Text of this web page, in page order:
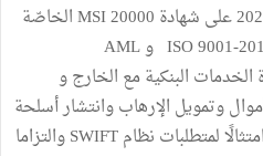
كما ذكّر بأنّ BH بنك تحصّل في 2025 على شهادة 20000 MSI الخاصّة
بالصلابة والآداء المالي وشهادة ISO 9001-2015 و AML
الخدمات البنكية مع الخارج و
وتمويل الإرهاب وانتشار أسلحة
الدمار الشامل. علاوة على ذلك، وامتثالًا لمتطلبات نظام SWIFT والتزاما